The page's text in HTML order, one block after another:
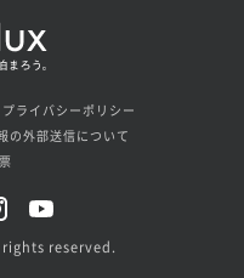
プライバシーポリシー
の外部送信について
reserved.